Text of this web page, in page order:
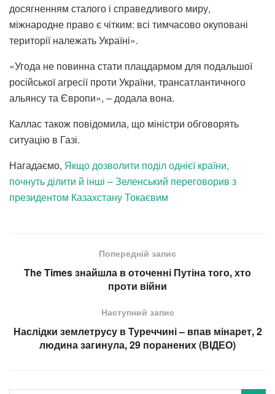
досягненням сталого і справедливого миру,
міжнародне право є чітким: всі тимчасово окуповані
території належать Україні».
«Угода не повинна стати плацдармом для подальшої
російської агресії проти України, трансатлантичного
альянсу та Європи», – додала вона.
Каллас також повідомила, що міністри обговорять
ситуацію в Газі.
Нагадаємо, Якщо дозволити поділ однієї країни,
почнуть ділити й інші – Зеленський переговорив з
президентом Казахстану Токаєвим
Попередній запис
The Times знайшла в оточенні Путіна того, хто
проти війни
Наступний запис
Наслідки землетрусу в Туреччині – впав мінарет, 2
людина загинула, 29 поранених (ВІДЕО)